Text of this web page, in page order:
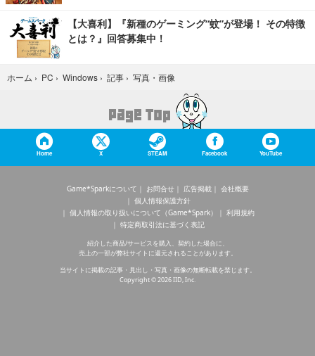
【大喜利】『新種のゲーミング“蚊”が登場！ その特徴
とは？』回答募集中！
ホーム › PC › Windows › 記事 › 写真・画像
Home X STEAM Facebook YouTube
Game*Sparkについて お問合せ 広告掲載
会社概要
個人情報保護方針
個人情報の取り扱いについて（Game*Spark）
利用規約
特定商取引法に基づく表記
紹介した商品/サービスを購入、契約した場合に、
売上の一部が弊社サイトに還元されることがあります。
当サイトに掲載の記事・見出し・写真・画像の無断転載を禁じます。
Copyright © 2026 IID, Inc.